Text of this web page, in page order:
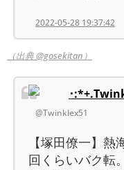
2022-05-28 19:37:42
（出典 @gosekitan）
･
@Twinklex51
【塚田僚一】
回くらいバク転